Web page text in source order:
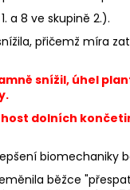
a 8 ve skupině 2.).
přičemž míra
snížil, úhel
dolních
biomechaniky
běžce